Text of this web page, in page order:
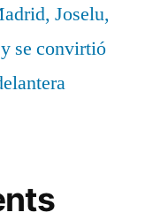
Joselu,
se convirtió